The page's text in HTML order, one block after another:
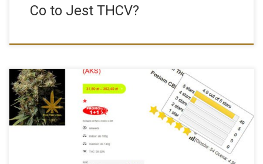
Co to Jest THCV?
W naszym sklepie jakiś czas temu pojawiła się nowa
funkcjonalność, […]